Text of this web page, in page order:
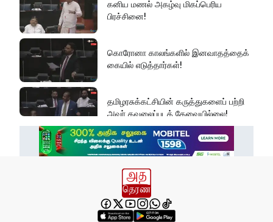
கனிய மணல் அகழ்வு மிகப்பெரிய
பிரச்சினை!
கொரோனா காலங்களில் இனவாதத்தைக்
கையில் எடுத்தார்கள்!
தமிழரசுக்கட்சியின் கருத்துகளைப் பற்றி
அவர் கவலைப்படத் தேவையில்லை!
இது அதனுடன் சம்பந்தப்பட்ட கேள்விதான்
பல மாணவர்களின் எதிர்காலம்
நாசமாகிறது!